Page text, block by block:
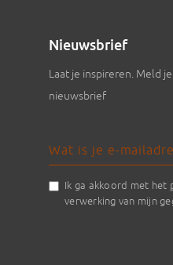
Nieuwsbrief
Laat je inspireren. Meld
nieuwsbrief
Ik ga akkoord met het
verwerking van mijn